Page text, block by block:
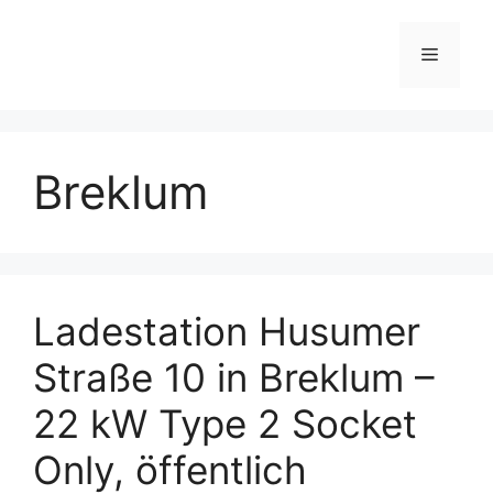
Menu
Breklum
Ladestation Husumer
Straße 10 in Breklum –
22 kW Type 2 Socket
Only, öffentlich